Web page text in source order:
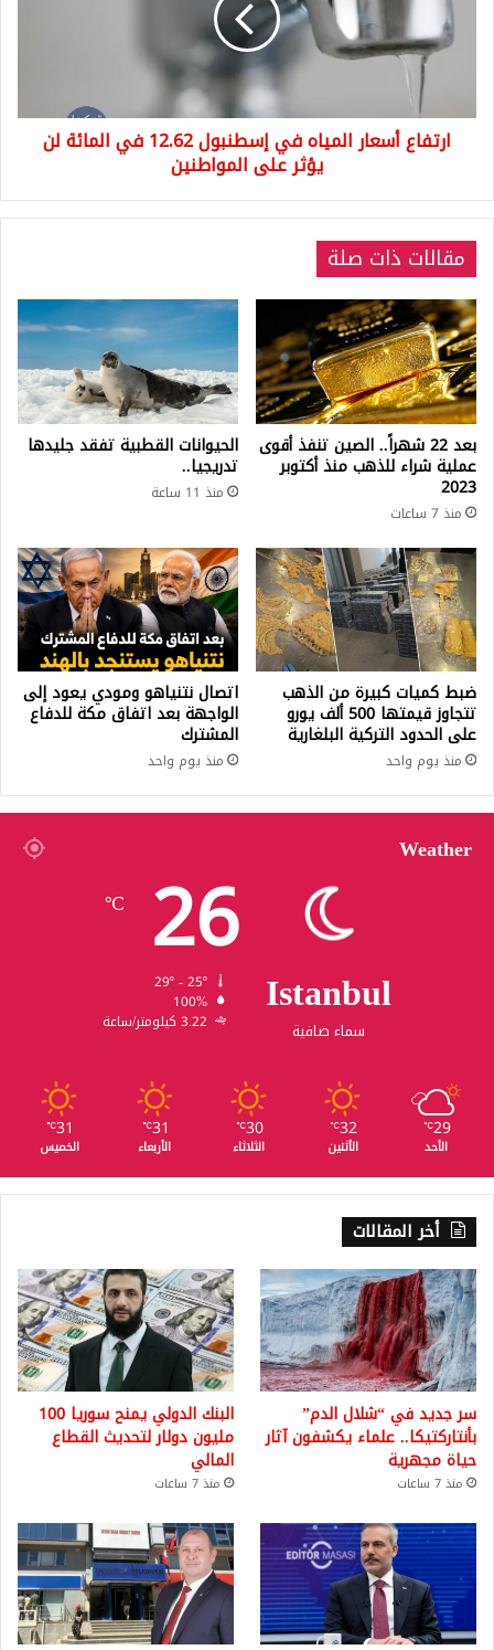
إسطنبول
12.62
لن
ارتفاع أسعار المياه في إسطنبول 12.62 في المائة لن
يؤثر على المواطنين
مقالات ذات صلة
بعد 22 شهراً.. الصين تنفذ أقوى
عملية شراء للذهب منذ أكتوبر
2023
منذ 7 ساعات
الحيوانات القطبية تفقد جليدها
تدريجيا..
منذ 11 ساعة
ضبط كميات كبيرة من الذهب
تتجاوز قيمتها 500 ألف يورو
على الحدود التركية البلغارية
منذ يوم واحد
اتصال نتنياهو ومودي يعود إلى
الواجهة بعد اتفاق مكة للدفاع
المشترك
منذ يوم واحد
Weather
Istanbul
سماء صافية
26
℃
100%
3.22 كيلومتر/ساعة
29
℃
الأحد
32
℃
الأثنين
30
℃
الثلاثاء
31
℃
الأربعاء
31
℃
الخميس
أخر المقالات
سر جديد في “شلال الدم”
بأنتاركتيكا.. علماء يكشفون آثار
حياة مجهرية
منذ 7 ساعات
البنك الدولي يمنح سوريا 100
مليون دولار لتحديث القطاع
المالي
منذ 7 ساعات